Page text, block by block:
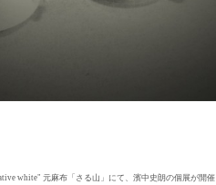
white" 元麻布「さる山」にて、濱中史朗の個展が開催